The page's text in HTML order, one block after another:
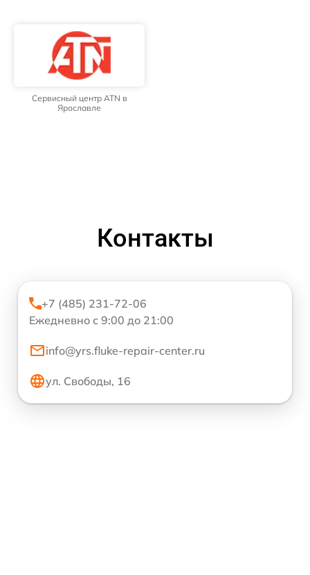
Сервисный центр ATN в
Ярославле
Контакты
+7 (485) 231-72-06
Ежедневно с 9:00 до 21:00
info@yrs.fluke-repair-center.ru
ул. Свободы, 16